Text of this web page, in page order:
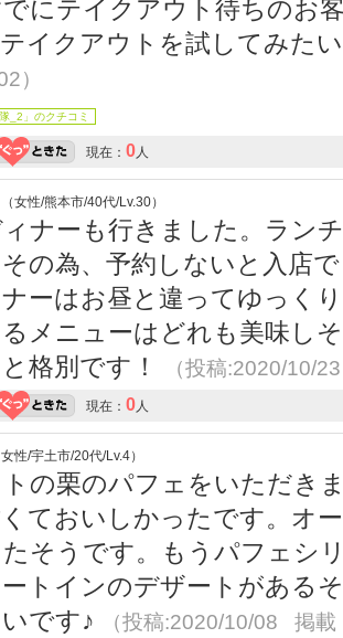
にテイクアウト待ちのお
イクアウトを試してみた
）
_2」のクチコミ
現在： 0人
女性/熊本市/40代/Lv.30）
ナーも行きました。ラン
の為、予約しないと入店
ーはお昼と違ってゆっく
メニューはどれも美味し
格別です！
（投稿:2020/10/
現在： 0人
性/宇土市/20代/Lv.4）
の栗のパフェをいただき
ておいしかったです。オ
そうです。もうパフェシ
トインのデザートがある
です♪
（投稿:2020/10/08 掲